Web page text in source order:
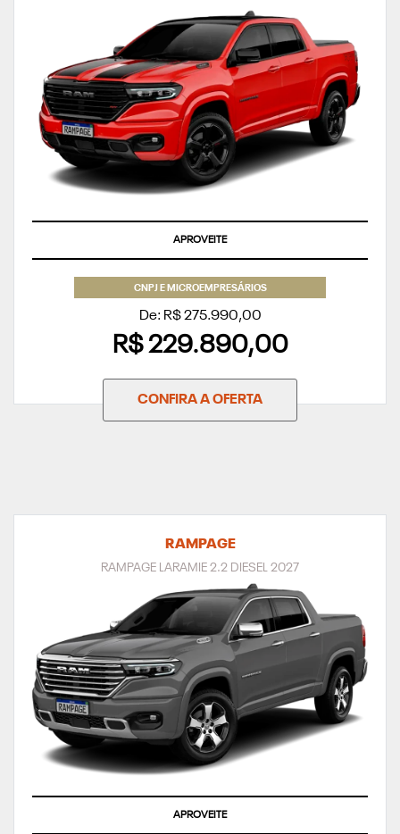
TAXA ZERO
CNPJ E MICROEMPRESÁRIOS
De: R$ 275.990,00
R$ 229.890,00
CONFIRA A OFERTA
RAMPAGE
RAMPAGE LARAMIE 2.2 DIESEL 2027
APROVEITE